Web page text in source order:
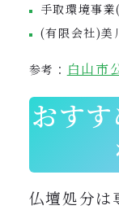
手取環境事
(有限会社)
参考： 白山市
おす
仏壇処分は